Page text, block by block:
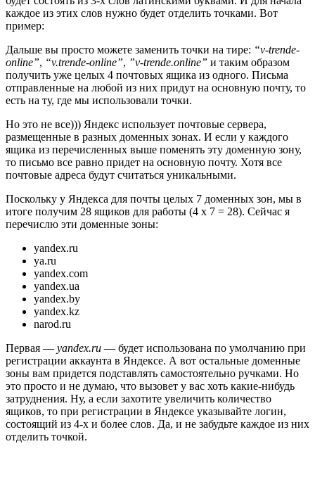
каждое из этих слов нужно будет отделить точками. Вот
пример:
Дальше вы просто можете заменить точки на тире: “v-trende-
online”, “v.trende-online”, ”v-trende.online” и таким образом
получить уже целых 4 почтовых ящика из одного. Письма
отправленные на любой из них придут на основную почту, то
есть на ту, где мы использовали точки.
Но это не все))) Яндекс использует почтовые сервера,
размещенные в разных доменных зонах. И если у каждого
ящика из перечисленных выше поменять эту доменную зону,
то письмо все равно придет на основную почту. Хотя все
почтовые адреса будут считаться уникальными.
Поскольку у Яндекса для почты целых 7 доменных зон, мы в
итоге получим 28 ящиков для работы (4 х 7 = 28). Сейчас я
перечислю эти доменные зоны:
yandex.ru
ya.ru
yandex.com
yandex.ua
yandex.by
yandex.kz
narod.ru
Первая — yandex.ru — будет использована по умолчанию при
регистрации аккаунта в Яндексе. А вот остальные доменные
зоны вам придется подставлять самостоятельно ручками. Но
это просто и не думаю, что вызовет у вас хоть какие-нибудь
затруднения. Ну, а если захотите увеличить количество
ящиков, то при регистрации в Яндексе указывайте логин,
состоящий из 4-х и более слов. Да, и не забудьте каждое из них
отделить точкой.